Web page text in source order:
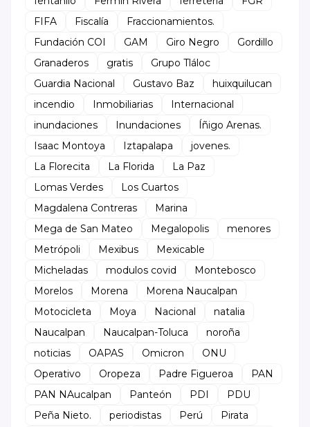
FIFA
Fiscalía
Fraccionamientos.
Fundación COI
GAM Giro Negro
Gordillo
Granaderos
gratis
Grupo Tláloc
Guardia Nacional
Gustavo Baz
huixquilucan
incendio
Inmobiliarias
Internacional
inundaciones
Inundaciones
Íñigo Arenas.
Isaac Montoya
Iztapalapa
jovenes.
La Florecita
La Florida
La Paz
Lomas Verdes
Los Cuartos
Magdalena Contreras
Marina
Mega de San Mateo
Megalopolis
menores
Metrópoli
Mexibus
Mexicable
Micheladas
modulos covid
Montebosco
Morelos
Morena
Morena Naucalpan
Motocicleta
Moya Nacional
natalia
Naucalpan
Naucalpan-Toluca
noroña
noticias
OAPAS Omicron
ONU
Operativo
Oropeza Padre Figueroa
PAN
PAN NAucalpan
Panteón PDI
PDU
Peña Nieto.
periodistas Perú
Pirata